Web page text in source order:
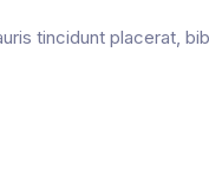
tincidunt placerat,